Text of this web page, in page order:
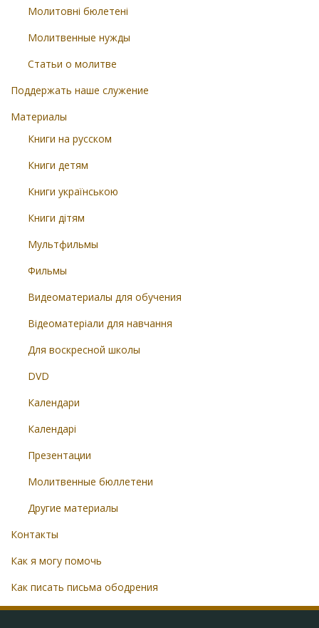
Молитовні бюлетені
Молитвенные нужды
Статьи о молитве
Поддержать наше служение
Материалы
Книги на русском
Книги детям
Книги українською
Книги дітям
Мультфильмы
Фильмы
Видеоматериалы для обучения
Відеоматеріали для навчання
Для воскресной школы
DVD
Календари
Календарі
Презентации
Молитвенные бюллетени
Другие материалы
Контакты
Как я могу помочь
Как писать письма ободрения